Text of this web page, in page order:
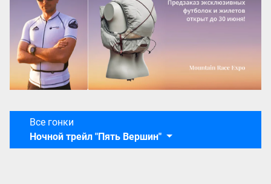
Все гонки
Ночной трейл "Пять Вершин"